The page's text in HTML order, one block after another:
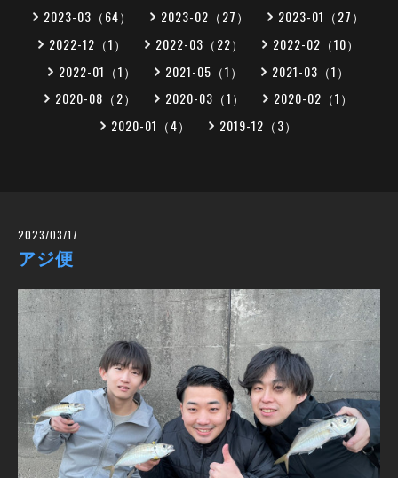
2023-03（64）
2023-02（27）
2023-01（27）
2022-12（1）
2022-03（22）
2022-02（10）
2022-01（1）
2021-05（1）
2021-03（1）
2020-08（2）
2020-03（1）
2020-02（1）
2020-01（4）
2019-12（3）
2023/03/17
アジ便